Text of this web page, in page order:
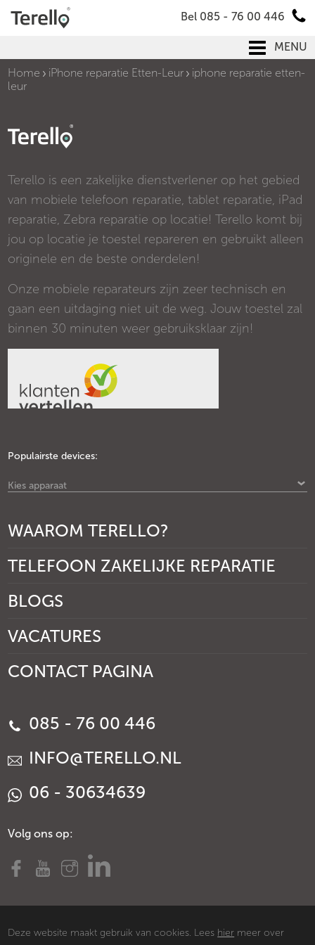
Bel 085 - 76 00 446
MENU
Home
iPhone reparatie Etten-Leur
iphone reparatie etten-
leur
Terello is een zakelijke dienstverlener op het gebied
van mobiele telefoon reparatie, tablet reparatie, iPad
reparatie, Zebra reparatie op locatie! Terello komt bij
jou op locatie je toestel repareren en gebruikt alleen
originele en de beste onderdelen!
Onze mobiele reparateurs zijn zeer technisch en
gaan een uitdaging niet uit de weg. Jouw toestel zal
binnen 30 minuten weer gebruiksklaar zijn!
Populairste devices:
Kies apparaat
WAAROM TERELLO?
TELEFOON ZAKELIJKE REPARATIE
BLOGS
VACATURES
CONTACT PAGINA
085 - 76 00 446
INFO@TERELLO.NL
06 - 30634639
Volg ons op:
Deze website maakt gebruik van cookies. Lees hier meer over